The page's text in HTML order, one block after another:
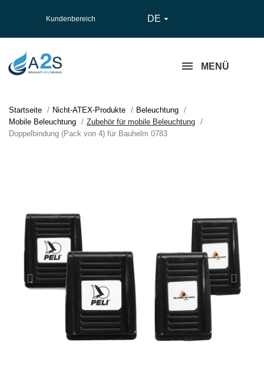
Kundenbereich DE 
MENÜ
Startseite Nicht-ATEX-Produkte
Beleuchtung
Mobile Beleuchtung
Zubehör für mobile Beleuchtung
Doppelbindung (Pack von 4) für Bauhelm 0783